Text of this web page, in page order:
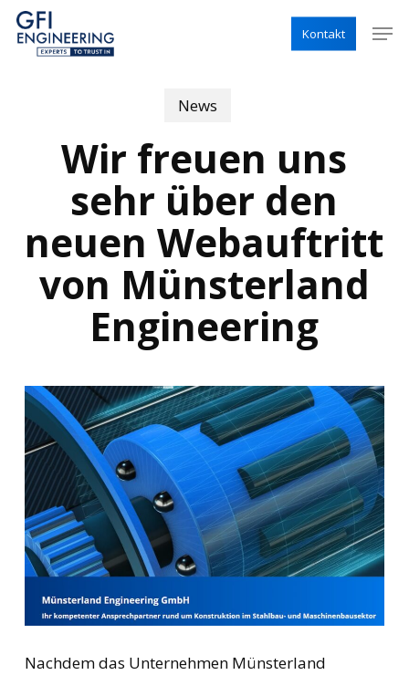
Skip
Kontakt
News
Wir freuen uns
sehr über den
neuen Webauftritt
von Münsterland
Engineering
Nachdem das Unternehmen Münsterland